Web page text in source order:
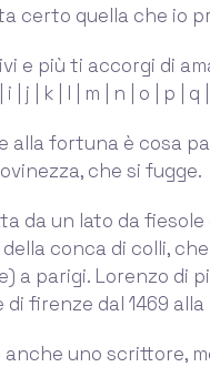
certo quella che io
e più ti accorgi di
i | j | k | l | m | n | o | p |
alla fortuna è cosa
che si fugge.
da un lato da
conca di colli,
a parigi. Lorenzo di
di firenze dal 1469
anche uno scrittore,